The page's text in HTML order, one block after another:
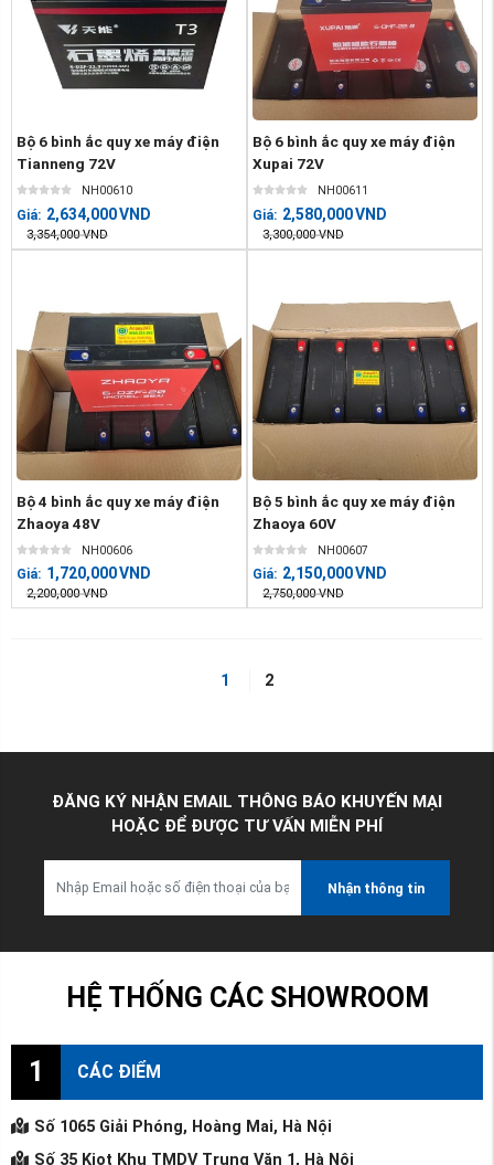
Bộ 6 bình ắc quy xe máy điện
Tianneng 72V
NH00610
Giá: 2,634,000VND
3,354,000 VND
Bộ 6 bình ắc quy xe máy điện
Xupai 72V
NH00611
Giá: 2,580,000VND
3,300,000 VND
Bộ 4 bình ắc quy xe máy điện
Zhaoya 48V
NH00606
Giá: 1,720,000VND
2,200,000 VND
Bộ 5 bình ắc quy xe máy điện
Zhaoya 60V
NH00607
Giá: 2,150,000VND
2,750,000 VND
1 2
ĐĂNG KÝ NHẬN EMAIL THÔNG BÁO KHUYẾN MẠI
HOẶC ĐỂ ĐƯỢC TƯ VẤN MIỄN PHÍ
Nhận thông tin
HỆ THỐNG CÁC SHOWROOM
1 CÁC ĐIỂM
Số 1065 Giải Phóng, Hoàng Mai, Hà Nội
Số 35 Kiot Khu TMDV Trung Văn 1, Hà Nội